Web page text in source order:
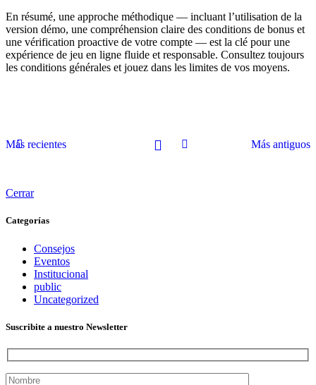
En résumé, une approche méthodique — incluant l’utilisation de la
version démo, une compréhension claire des conditions de bonus et
une vérification proactive de votre compte — est la clé pour une
expérience de jeu en ligne fluide et responsable. Consultez toujours
les conditions générales et jouez dans les limites de vos moyens.
Más recientes Más antiguos
Cerrar
Categorías
Consejos
Eventos
Institucional
public
Uncategorized
Suscribite a nuestro Newsletter